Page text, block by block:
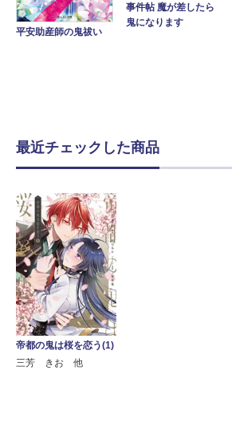
平安助産師の鬼祓い
事件帖 魔が差したら
鬼になります
最近チェックした商品
帝都の鬼は桜を恋う(1)
三芳 きお 他